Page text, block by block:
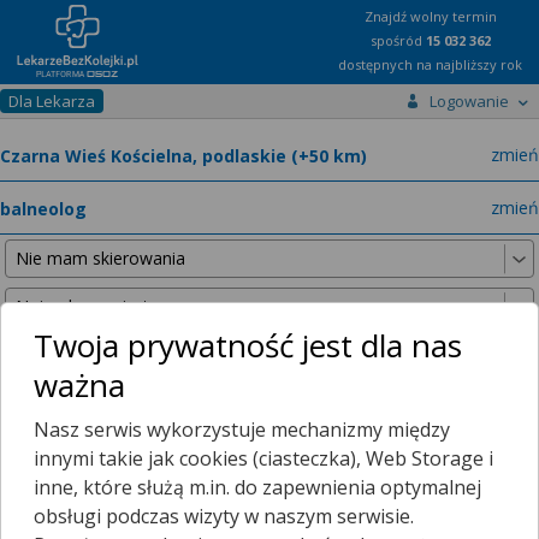
Znajdź wolny termin
spośród 15 032 362
dostępnych na najbliższy rok
Dla Lekarza Logowanie
zmień
zmień
Nie znaleźliśmy żadnych lekarzy w promieniu25 km , dlatego
zwiększyliśmy promień wyszukiwania do
50 km
Twoja prywatność jest dla nas
ważna
Nasz serwis wykorzystuje mechanizmy między
innymi takie jak cookies (ciasteczka), Web Storage i
inne, które służą m.in. do zapewnienia optymalnej
obsługi podczas wizyty w naszym serwisie.